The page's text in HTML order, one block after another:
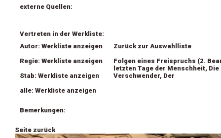
externe Quellen:
Vertreten in der Werkliste:
Autor: Werkliste anzeigen
Regie: Werkliste anzeigen
Stab: Werkliste anzeigen
alle: Werkliste anzeigen
Zurück zur Auswahlliste
Folgen eines Freispruchs (2.
letzten Tage der Menschheit, Die
Verschwender, Der
Bemerkungen:
Seite zurück